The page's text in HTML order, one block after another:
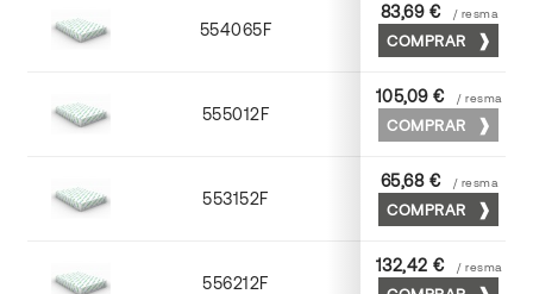
554065F 65 x 90
83,69 € / resma
COMPRAR
555012F 72 x 102
105,09 € / resma
COMPRAR
553152F 52 x 70
65,68 € / resma
COMPRAR
556212F 72 x 102
132,42 € / resma